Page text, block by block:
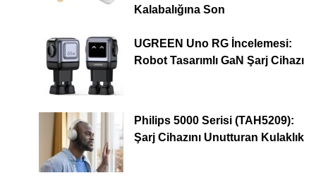
Kalabalığına Son
UGREEN Uno RG İncelemesi:
Robot Tasarımlı GaN Şarj Cihazı
Philips 5000 Serisi (TAH5209):
Şarj Cihazını Unutturan Kulaklık